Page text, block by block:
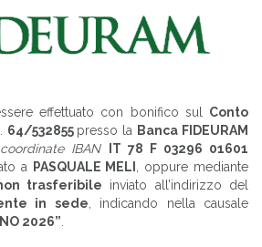
effettuato con bonifico sul Conto
64/532855 presso la Banca FIDEURAM
coordinate IBAN
IT 78 F 03296 01601
a PASQUALE MELI
, oppure mediante
trasferibile inviato all’indirizzo del
in sede , indicando nella causale
2026”